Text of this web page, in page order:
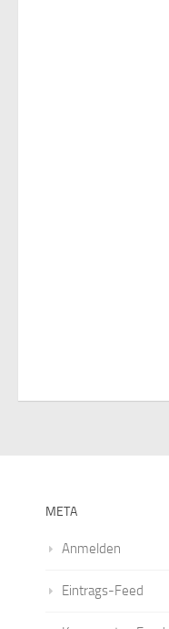
META
Anmelden
Eintrags-Feed